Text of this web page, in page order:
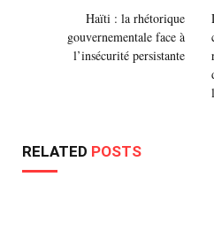
Haïti : la rhétorique
gouvernementale face à
l’insécurité persistante
RELATED POSTS